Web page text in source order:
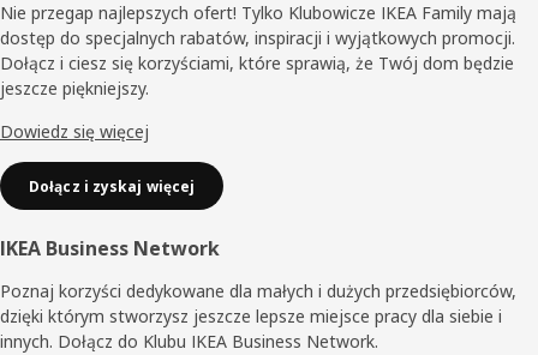
Nie przegap najlepszych ofert! Tylko Klubowicze IKEA Family mają
dostęp do specjalnych rabatów, inspiracji i wyjątkowych promocji.
Dołącz i ciesz się korzyściami, które sprawią, że Twój dom będzie
jeszcze piękniejszy.
Dowiedz się więcej
Dołącz i zyskaj więcej
IKEA Business Network
Poznaj korzyści dedykowane dla małych i dużych przedsiębiorców,
dzięki którym stworzysz jeszcze lepsze miejsce pracy dla siebie i
innych. Dołącz do Klubu IKEA Business Network.